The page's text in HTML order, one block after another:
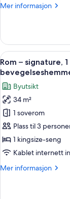
Suite)
Mer informasjon
Mer
2
soverom,
byutsikt
(Napoleon
Åpne
alle
bildene
av
Rom
–
signature,
1
kingsize-
tilpasset
4
Rom – signature,
Byutsikt
34 m²
1 soverom
Plass til 3
1 kingsize-seng
Kablet internett
Mer informasjon
Mer